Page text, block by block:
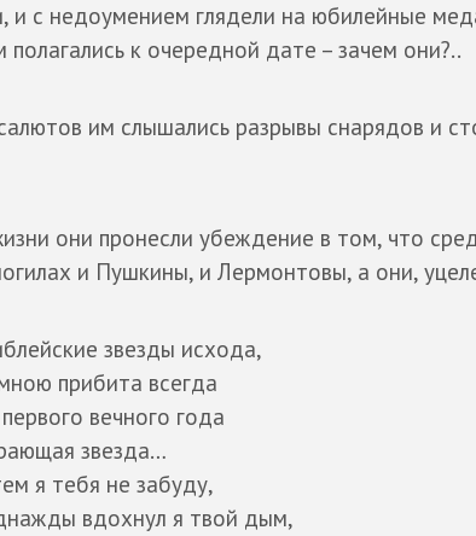
и с недоумением глядели на юбилейные
к очередной дате – зачем они?..
им слышались разрывы снарядов и
они пронесли убеждение в том, что
и Пушкины, и Лермонтовы, а они,
звезды исхода,
прибита всегда
вечного года
звезда…
я тебя не забуду,
вдохнул я твой дым,